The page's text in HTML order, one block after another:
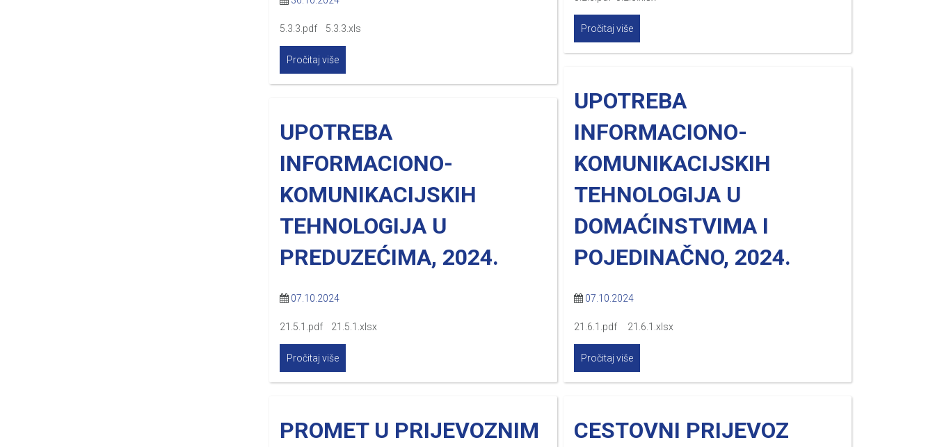
5.3.3.pdf 5.3.3.xls
Pročitaj više
Pročitaj više
UPOTREBA
INFORMACIONO-
KOMUNIKACIJSKIH
TEHNOLOGIJA U
DOMAĆINSTVIMA I
POJEDINAČNO, 2024.
07.10.2024
21.6.1.pdf 21.6.1.xlsx
Pročitaj više
UPOTREBA
INFORMACIONO-
KOMUNIKACIJSKIH
TEHNOLOGIJA U
PREDUZEĆIMA, 2024.
07.10.2024
21.5.1.pdf 21.5.1.xlsx
Pročitaj više
PROMET U PRIJEVOZNIM
CESTOVNI PRIJEVOZ